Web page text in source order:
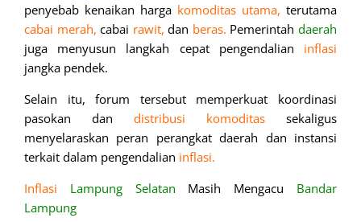
penyebab kenaikan harga komoditas utama, terutama
cabai merah, cabai rawit, dan beras. Pemerintahdaerah
juga menyusun langkah cepat pengendalian inflasi
jangka pendek.
Selain itu, forum tersebut memperkuat koordinasi
pasokan dan distribusi komoditas sekaligus
menyelaraskan peran perangkat daerah dan instansi
terkait dalam pengendalian inflasi.
Inflasi
Lampung Selatan Masih Mengacu Bandar
Lampung